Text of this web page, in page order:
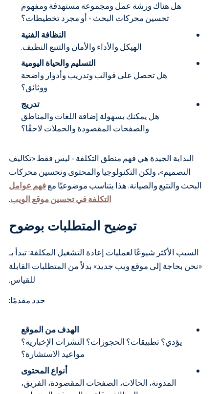
هل هناك ورشة عمل ومجموعة مستهدفة ومفهوم
تحسين محركات البحث - أو مجرد تخطيطات؟
النظافة الفنية
الهيكل والأداء والأمان والتتبع النظيف.
التسليم والحياة اليومية
هل تحصل على قوالب وتدريب وأدوار واضحة
ووثائق؟
تدريج
هل يمكنك بسهولة إضافة اللغات والمناطق
والصفحات المقصودة والحملات لاحقًا؟
البداية الجيدة هي فهم منطق التكلفة - ليس فقط «تكاليف
التصميم»، ولكن التكنولوجيا والمحتوى وتحسين محركات
البحث والتتبع والصيانة. هذا يتناسب موضوعيًا معفهم عوامل
التكلفة في تحسين موقع الويب.
توضيح المتطلبات بوضوح
السبب الأكثر شيوعًا لعمليات إعادة التشغيل المكلفة: تبدأ بـ
«نحن بحاجة إلى موقع ويب جديد» بدلاً من المتطلبات القابلة
للقياس.
حدد مقدمًا:
الهدف من الموقع
يؤدي؟ تطبيقات؟ الحجوزات؟ النشرات الإخبارية؟
مواعيد الاستشارة؟
أنواع المحتوى
المدونة، الحالات، الصفحات المقصودة، الفريق،